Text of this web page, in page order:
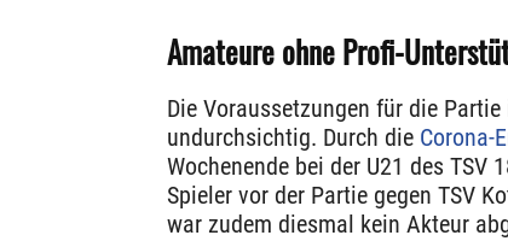
Amateure ohne Profi-
Die Voraussetzungen für die
undurchsichtig. Durch die Corona-
Wochenende bei der U21 des
Spieler vor der Partie gegen TSV
war zudem diesmal kein Akteur